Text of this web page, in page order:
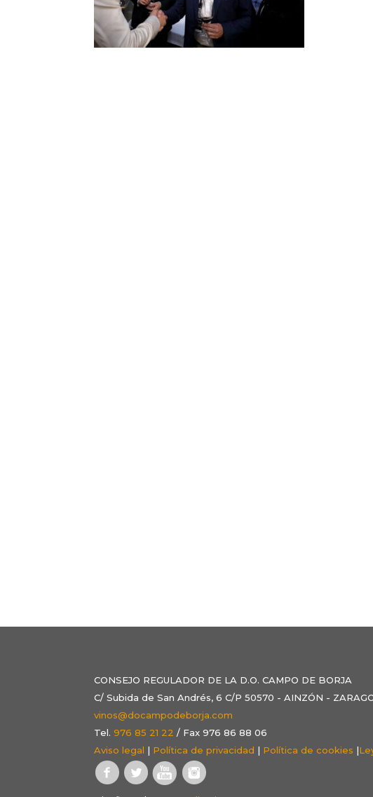
CONSEJO REGULADOR DE LA D.O. CAMPO DE BORJA
C/ Subida de San Andrés, 6 C/P 50570 - AINZÓN -
vinos@docampodeborja.com
Tel.976 85 21 22 / Fax 976 86 88 06
Aviso legal | Política de privacidad | Política de cookies |